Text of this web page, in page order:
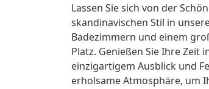
Lassen Sie sich von der
skandinavischen Stil in
Badezimmern und einem
Platz. Genießen Sie Ihre
einzigartigem Ausblick und
erholsame Atmosphäre, um